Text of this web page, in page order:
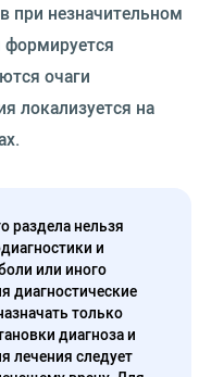
при незначительном
очаги
локализуется на
раздела нельзя
и
или иного
диагностические
только
диагноза и
лечения следует